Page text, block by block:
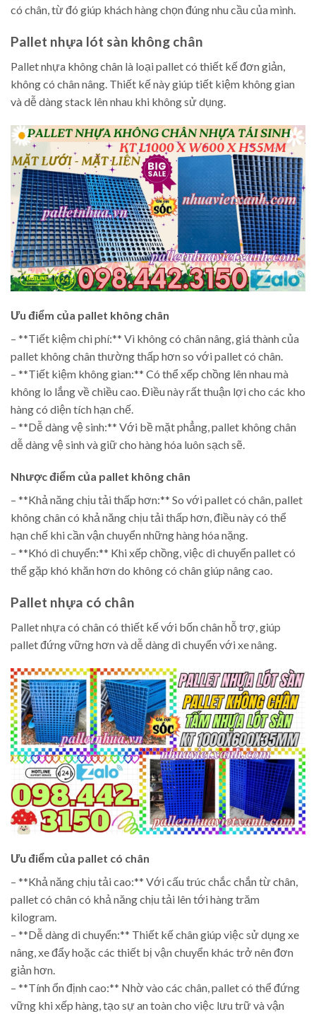
có chân, từ đó giúp khách hàng chọn đúng nhu cầu của mình.
Pallet nhựa lót sàn không chân
Pallet nhựa không chân là loại pallet có thiết kế đơn giản,
không có chân nâng. Thiết kế này giúp tiết kiệm không gian
và dễ dàng stack lên nhau khi không sử dụng.
Ưu điểm của pallet không chân
– **Tiết kiệm chi phí:** Vì không có chân nâng, giá thành của
pallet không chân thường thấp hơn so với pallet có chân.
– **Tiết kiệm không gian:** Có thể xếp chồng lên nhau mà
không lo lắng về chiều cao. Điều này rất thuận lợi cho các kho
hàng có diện tích hạn chế.
– **Dễ dàng vệ sinh:** Với bề mặt phẳng, pallet không chân
dễ dàng vệ sinh và giữ cho hàng hóa luôn sạch sẽ.
Nhược điểm của pallet không chân
– **Khả năng chịu tải thấp hơn:** So với pallet có chân, pallet
không chân có khả năng chịu tải thấp hơn, điều này có thể
hạn chế khi cần vận chuyển những hàng hóa nặng.
– **Khó di chuyển:** Khi xếp chồng, việc di chuyển pallet có
thể gặp khó khăn hơn do không có chân giúp nâng cao.
Pallet nhựa có chân
Pallet nhựa có chân có thiết kế với bốn chân hỗ trợ, giúp
pallet đứng vững hơn và dễ dàng di chuyển với xe nâng.
Ưu điểm của pallet có chân
– **Khả năng chịu tải cao:** Với cấu trúc chắc chắn từ chân,
pallet có chân có khả năng chịu tải lên tới hàng trăm
kilogram.
– **Dễ dàng di chuyển:** Thiết kế chân giúp việc sử dụng xe
nâng, xe đẩy hoặc các thiết bị vận chuyển khác trở nên đơn
giản hơn.
– **Tính ổn định cao:** Nhờ vào các chân, pallet có thể đứng
vững khi xếp hàng, tạo sự an toàn cho việc lưu trữ và vận